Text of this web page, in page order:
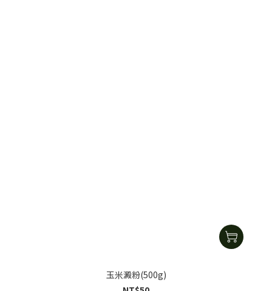
玉米澱粉(500g)